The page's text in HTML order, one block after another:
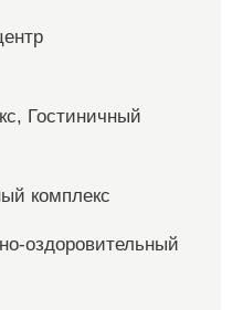
Гостиничный
комплекс
оздоровительный